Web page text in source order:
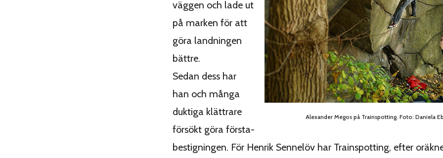
Alexander Megos på Trainspotting. Foto: Daniela
väggen och lade ut
på marken för att
göra landningen
bättre.
Sedan dess har
han och många
duktiga klättrare
försökt göra första-
bestigningen. För Henrik Sennelöv har Trainspotting, efter